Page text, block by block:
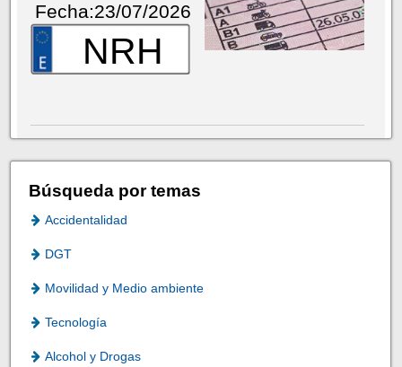
Fecha:23/07/2026
NRH
Búsqueda por temas
Accidentalidad
DGT
Movilidad y Medio ambiente
Tecnología
Alcohol y Drogas